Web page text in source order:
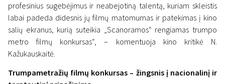
profesinius sugebėjimus ir neabejotiną talentą, kuriam skleistis
labai padeda didesnis jų filmų matomumas ir patekimas į kino
salių ekranus, kurią suteikia „Scanoramos“ rengiamas trumpo
metro filmų konkursas“, – komentuoja kino kritikė N.
Kažukauskaitė.
Trumpametražių filmų konkursas – žingsnis į nacionalinį ir